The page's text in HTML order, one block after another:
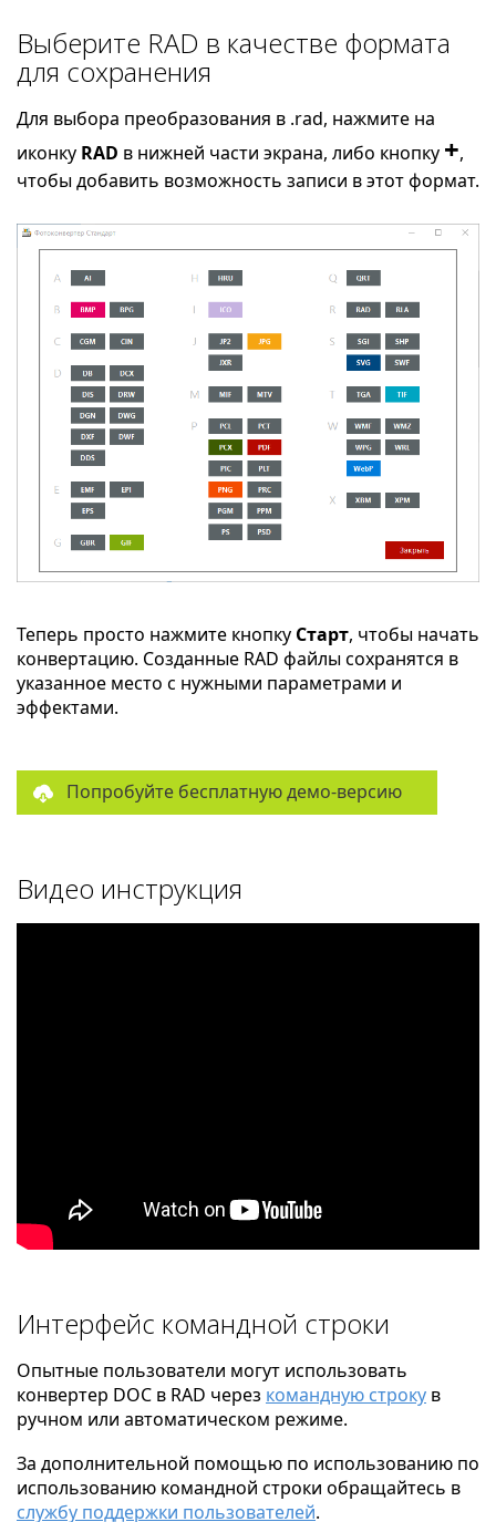
Выберите RAD в качестве формата
для сохранения
Для выбора преобразования в .rad, нажмите на
иконку RAD в нижней части экрана, либо кнопку +,
чтобы добавить возможность записи в этот формат.
Теперь просто нажмите кнопку Старт, чтобы начать
конвертацию. Созданные RAD файлы сохранятся в
указанное место с нужными параметрами и
эффектами.
Попробуйте бесплатную демо-версию
Видео инструкция
Интерфейс командной строки
Опытные пользователи могут использовать
конвертер DOC в RAD через командную строку в
ручном или автоматическом режиме.
За дополнительной помощью по использованию по
использованию командной строки обращайтесь в
службу поддержки пользователей.